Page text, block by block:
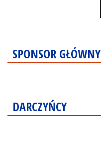
SPONSOR GŁÓWNY
DARCZYŃCY